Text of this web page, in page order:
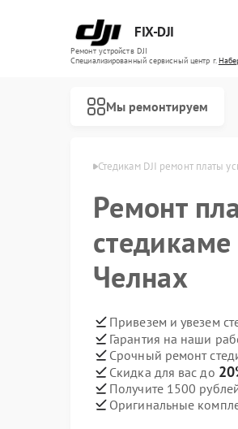
FIX-DJI
Ремонт устройств DJI
Специализированный cервисный центр г.
Мы ремонтируем
Стедикам DJI ремонт платы
Ремонт
Челнах
Привезем и увезем
Гарантия на наши
Срочный ремонт
Скидка для вас до
Получите 1500
Оригинальные